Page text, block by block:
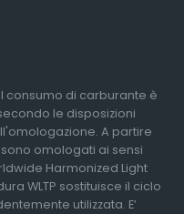
consumo di carburante è
le disposizioni
A partire
sono omologati ai sensi
Harmonized Light
WLTP sostituisce il ciclo
utilizzata. E’